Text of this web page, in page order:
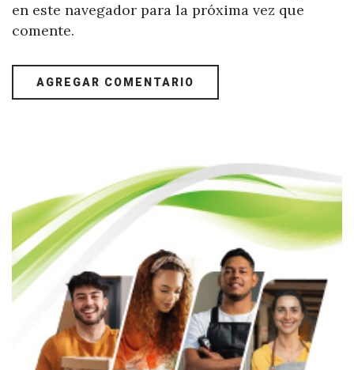
en este navegador para la próxima vez que
comente.